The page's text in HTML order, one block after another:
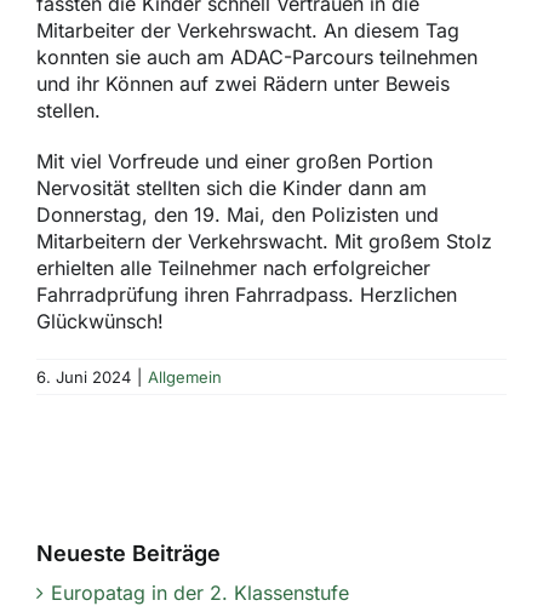
Mitarbeiter der Verkehrswacht. An diesem Tag
konnten sie auch am ADAC-Parcours teilnehmen
und ihr Können auf zwei Rädern unter Beweis
stellen.
Mit viel Vorfreude und einer großen Portion
Nervosität stellten sich die Kinder dann am
Donnerstag, den 19. Mai, den Polizisten und
Mitarbeitern der Verkehrswacht. Mit großem Stolz
erhielten alle Teilnehmer nach erfolgreicher
Fahrradprüfung ihren Fahrradpass. Herzlichen
Glückwünsch!
6. Juni 2024 Allgemein
Neueste Beiträge
Europatag in der 2. Klassenstufe